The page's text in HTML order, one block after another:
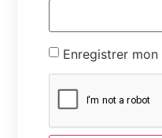
Enregistrer